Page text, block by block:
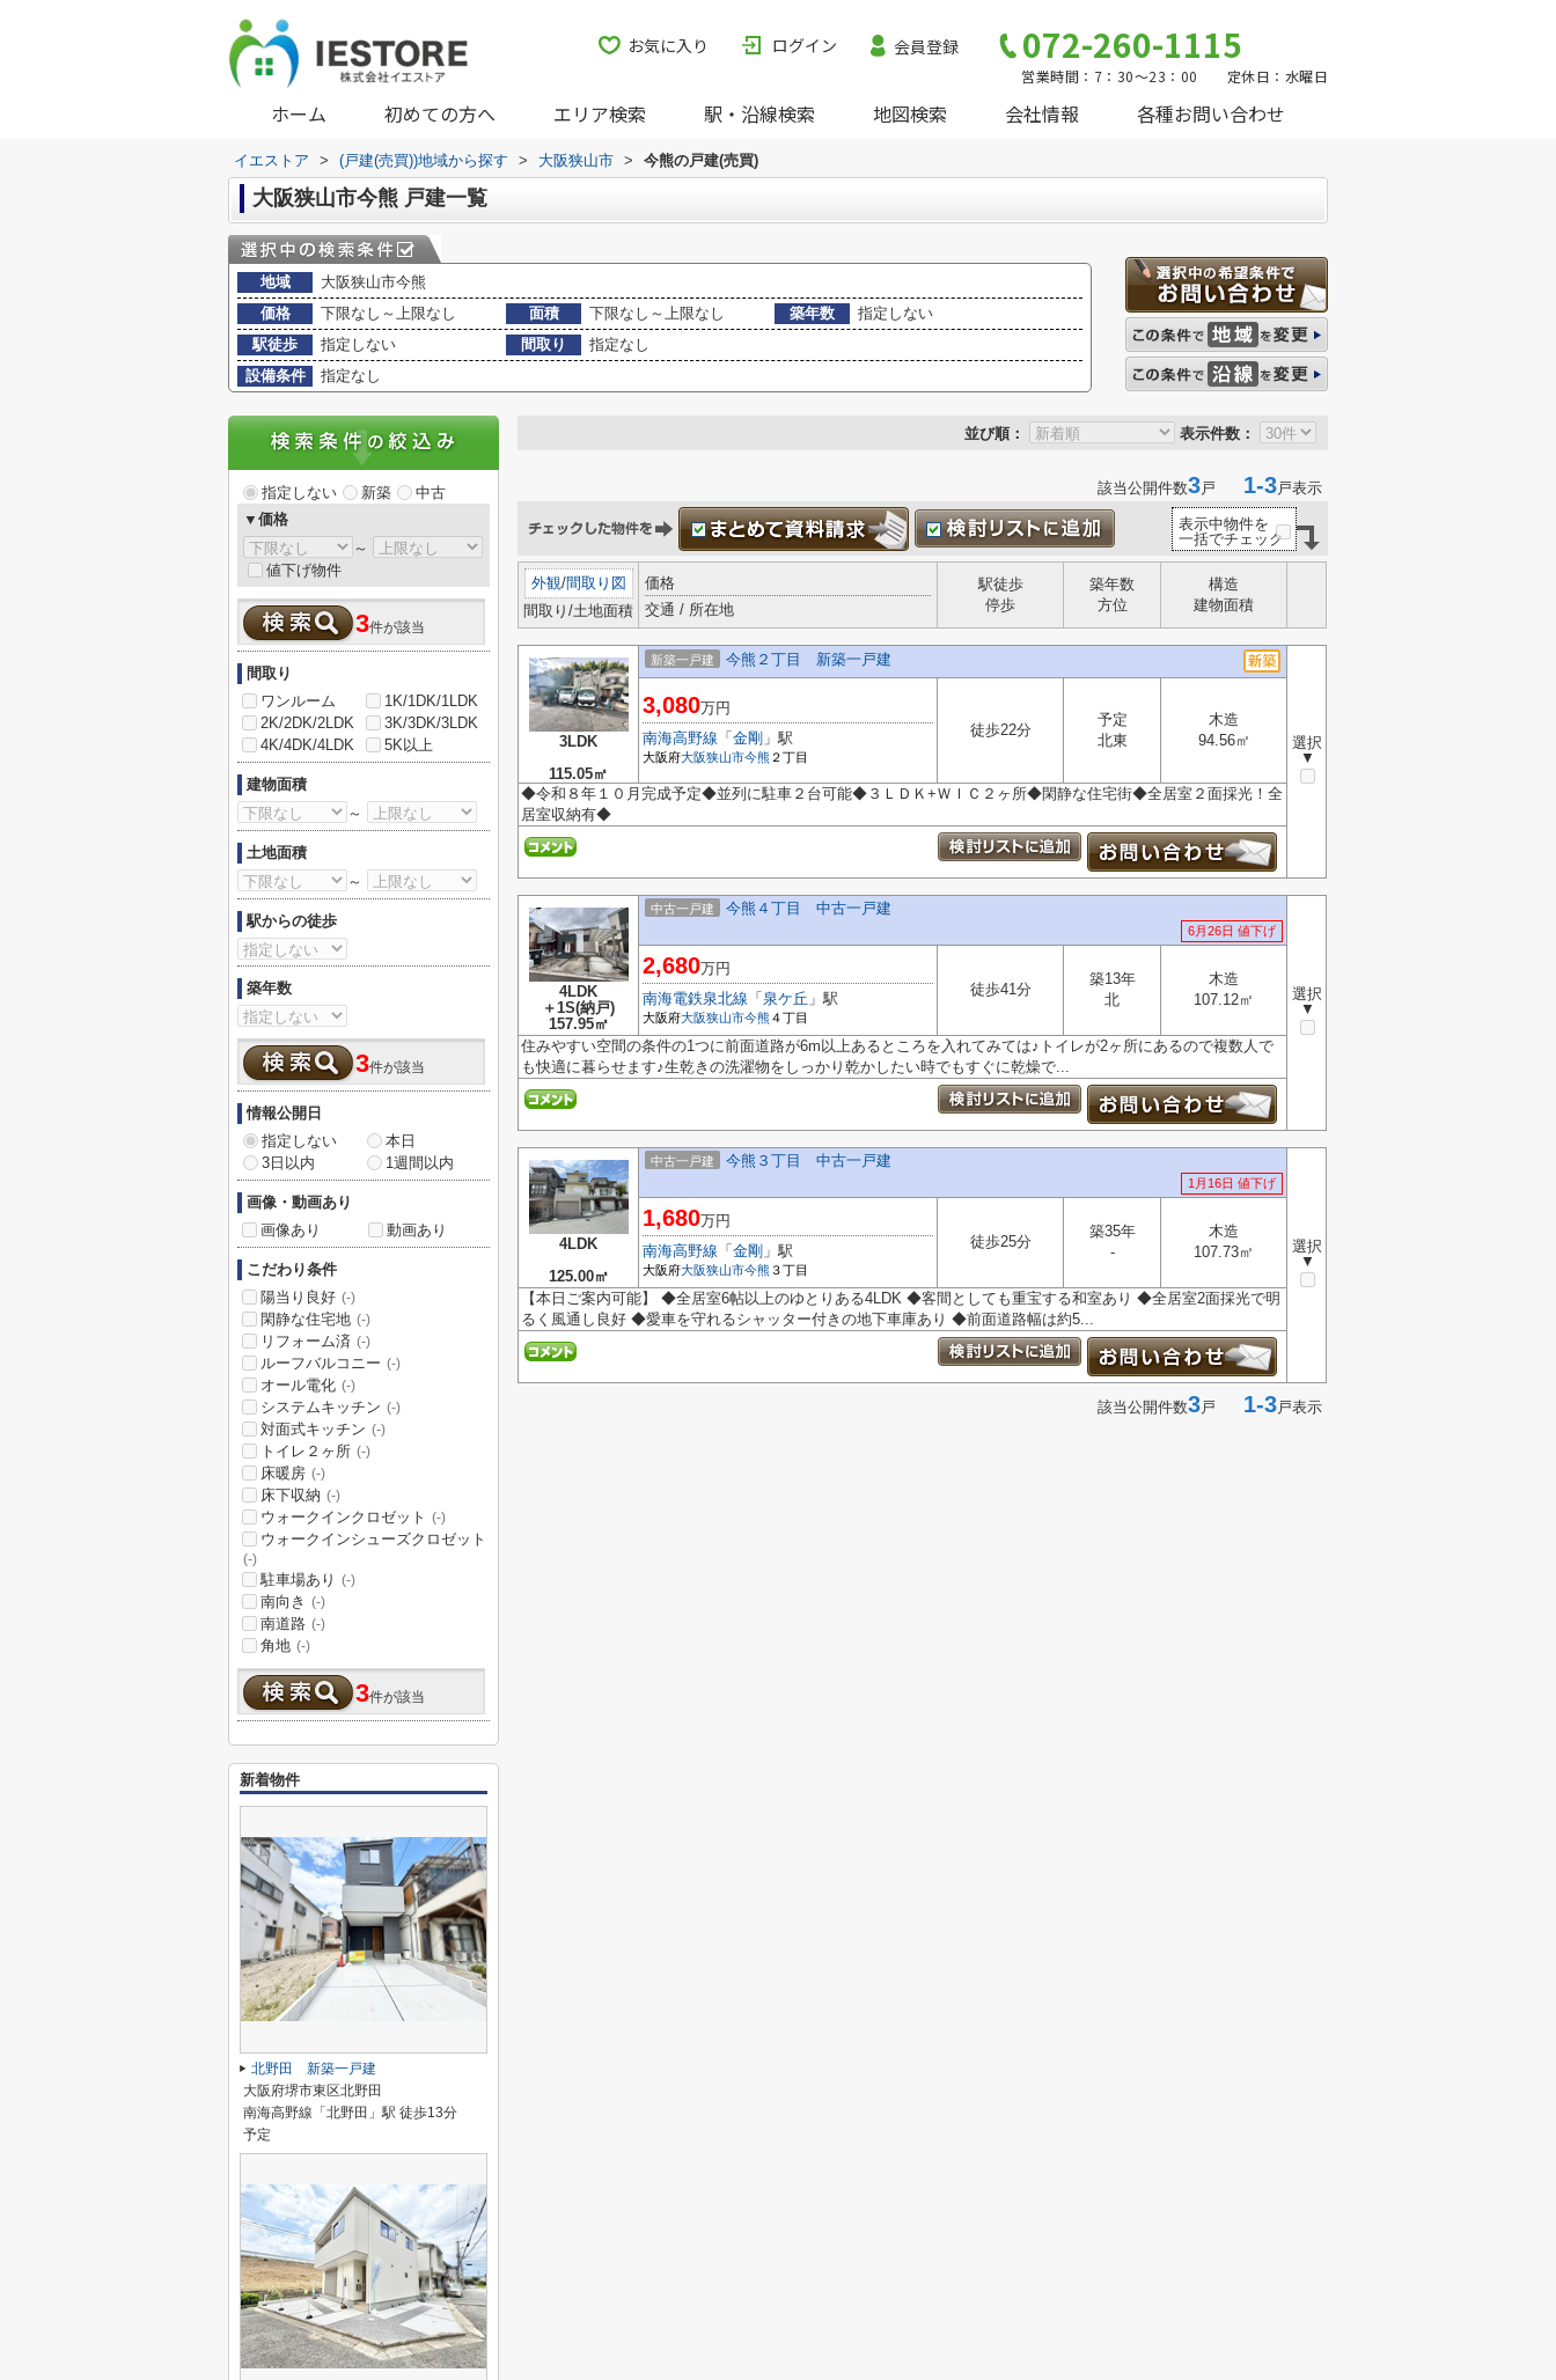
お気に入り ログイン 会員登録 072-260-1115
営業時間：7：30～23：00 定休日：水曜日
ホーム 初めての方へ エリア検索 駅・沿線検索 地図検索 会社情報 各種お問い合わせ
イエストア > (戸建(売買))地域から探す > 大阪狭山市 > 今熊の戸建(売買)
大阪狭山市今熊 戸建一覧
地域
大阪狭山市今熊
価格
下限なし～上限なし 面積 下限なし～上限なし 築年数
指定しない
駅徒歩
指定しない 間取り
指定なし
設備条件
指定なし
並び順： 表示件数：
該当公開件数3戸 1-3戸表示
表示中物件を
一括でチェック
外観/間取り図
間取り/土地面積
価格
交通 / 所在地
駅徒歩
停歩
築年数
方位
構造
建物面積
3LDK
115.05㎡
新築一戸建 今熊２丁目 新築一戸建
選択
▼
3,080万円
南海高野線 「 金剛 」駅
大阪府大阪狭山市今熊 ２丁目
徒歩22分
予定
北東
木造
94.56㎡
◆令和８年１０月完成予定◆並列に駐車２台可能◆３ＬＤＫ+ＷＩＣ２ヶ所◆閑静な住宅街◆全居室２面採光！全
居室収納有◆
4LDK
＋1S(納戸)
157.95㎡
中古一戸建 今熊４丁目 中古一戸建
6月26日 値下げ
選択
▼
2,680万円
南海電鉄泉北線 「 泉ケ丘 」駅
大阪府大阪狭山市今熊 ４丁目
徒歩41分
築13年
北
木造
107.12㎡
住みやすい空間の条件の1つに前面道路が6m以上あるところを入れてみては♪トイレが2ヶ所にあるので複数人で
も快適に暮らせます♪生乾きの洗濯物をしっかり乾かしたい時でもすぐに乾燥で...
4LDK
125.00㎡
中古一戸建 今熊３丁目 中古一戸建
1月16日 値下げ
選択
▼
1,680万円
南海高野線 「 金剛 」駅
大阪府大阪狭山市今熊 ３丁目
徒歩25分
築35年
-
木造
107.73㎡
【本日ご案内可能】 ◆全居室6帖以上のゆとりある4LDK ◆客間としても重宝する和室あり ◆全居室2面採光で明
るく風通し良好 ◆愛車を守れるシャッター付きの地下車庫あり ◆前面道路幅は約5...
該当公開件数3戸 1-3戸表示
指定しない 新築
中古
▼価格
～
値下げ物件
3件が該当
間取り
ワンルーム
1K/1DK/1LDK
2K/2DK/2LDK
3K/3DK/3LDK
4K/4DK/4LDK
5K以上
建物面積
～
土地面積
～
駅からの徒歩
築年数
3件が該当
情報公開日
指定しない
本日
3日以内
1週間以内
画像・動画あり
画像あり
動画あり
こだわり条件
陽当り良好 (-)
閑静な住宅地 (-)
リフォーム済 (-)
ルーフバルコニー (-)
オール電化 (-)
システムキッチン (-)
対面式キッチン (-)
トイレ２ヶ所 (-)
床暖房 (-)
床下収納 (-)
ウォークインクロゼット (-)
ウォークインシューズクロゼット
(-)
駐車場あり (-)
南向き (-)
南道路 (-)
角地 (-)
3件が該当
新着物件
北野田 新築一戸建
大阪府堺市東区北野田
南海高野線「北野田」駅 徒歩13分
予定